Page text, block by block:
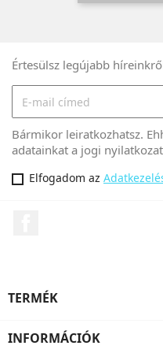
Értesülsz legújabb
Bármikor leiratkozhatsz.
adatainkat a jogi
Elfogadom az
TERMÉK
INFORMÁCIÓK